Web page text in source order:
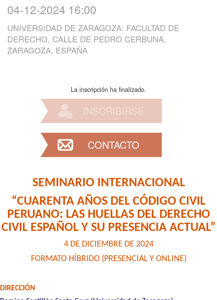
04-12-2024 16:00
UNIVERSIDAD DE ZARAGOZA: FACULTAD DE
DERECHO, CALLE DE PEDRO CERBUNA,
ZARAGOZA, ESPAÑA
La inscripción ha finalizado.
INSCRIBIRSE
CONTACTO
SEMINARIO INTERNACIONAL
“CUARENTA AÑOS DEL CÓDIGO CIVIL
PERUANO: LAS HUELLAS DEL DERECHO
CIVIL ESPAÑOL Y SU PRESENCIA ACTUAL”
4 DE DICIEMBRE DE 2024
FORMATO HÍBRIDO (PRESENCIAL Y ONLINE)
DIRECCIÓN